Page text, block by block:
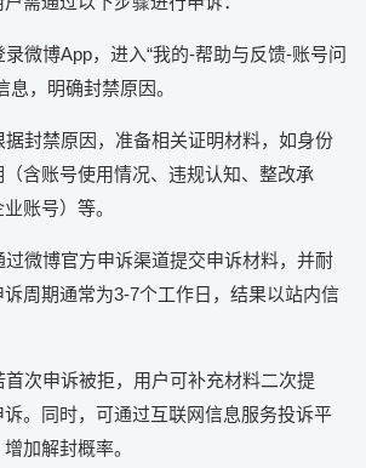
微博App，进入“我的-帮助与反馈-账号问
息，明确封禁原因。
据封禁原因，准备相关证明材料，如身份
含账号使用情况、违规认知、整改承
账号）等。
微博官方申诉渠道提交申诉材料，并耐
周期通常为3-7个工作日，结果以站内信
次申诉被拒，用户可补充材料二次提
。同时，可通过互联网信息服务投诉平
加解封概率。